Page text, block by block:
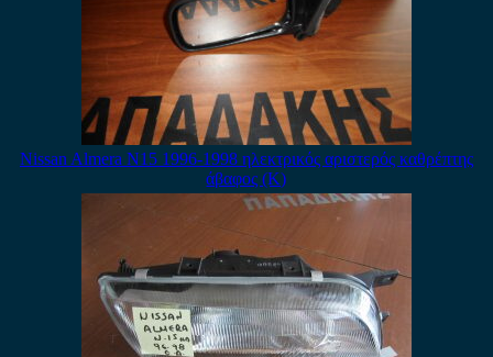
Nissan Almera N15 1996-1998 ηλεκτρικός αριστερός καθρέπτης
άβαφος (Κ)